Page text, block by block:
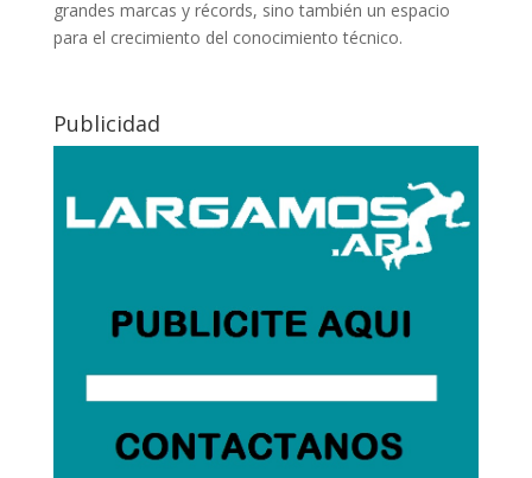
grandes marcas y récords, sino también un espacio
para el crecimiento del conocimiento técnico.
Publicidad